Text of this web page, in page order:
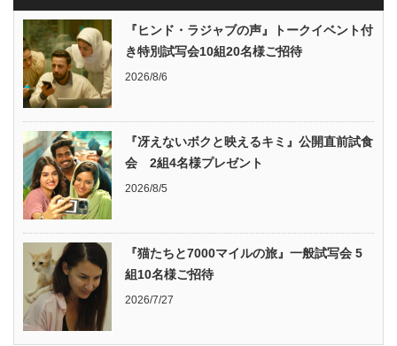
『ヒンド・ラジャブの声』トークイベント付
き特別試写会10組20名様ご招待
2026/8/6
『冴えないボクと映えるキミ』公開直前試食
会 2組4名様プレゼント
2026/8/5
『猫たちと7000マイルの旅』一般試写会 5
組10名様ご招待
2026/7/27